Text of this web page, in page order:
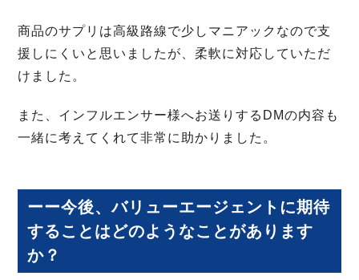
商品のサプリは高級路線で少しマニアックなので支
援しにくいと思いましたが、柔軟に対応していただ
けました。
また、インフルエンサー様へお送りするDMの内容も
一緒に考えてくれて非常に助かりました。
ーー今後、バリューエージェントに期待
することはどのようなことがあります
か？